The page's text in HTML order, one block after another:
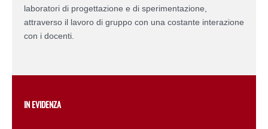
laboratori di progettazione e di sperimentazione,
attraverso il lavoro di gruppo con una costante interazione
con i docenti.
IN EVIDENZA